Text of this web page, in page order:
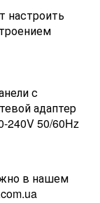
настроить
с
адаптер
240V 50/60Hz
в нашем